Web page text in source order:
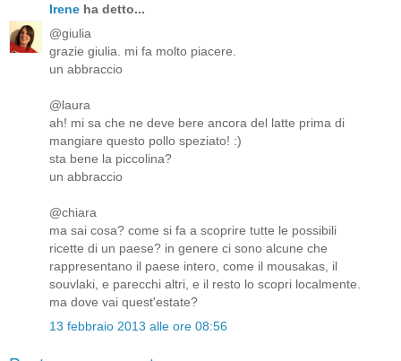
Irene ha detto...
@giulia
grazie giulia. mi fa molto piacere.
un abbraccio
@laura
ah! mi sa che ne deve bere ancora del latte prima di
mangiare questo pollo speziato! :)
sta bene la piccolina?
un abbraccio
@chiara
ma sai cosa? come si fa a scoprire tutte le possibili
ricette di un paese? in genere ci sono alcune che
rappresentano il paese intero, come il mousakas, il
souvlaki, e parecchi altri, e il resto lo scopri localmente.
ma dove vai quest'estate?
13 febbraio 2013 alle ore 08:56